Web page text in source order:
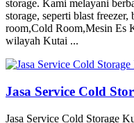
storage. Kami melayani
storage, seperti blast
room,Cold Room,Mesin Es
wilayah Kutai ...
Jasa Service Cold
Jasa Service Cold Storage